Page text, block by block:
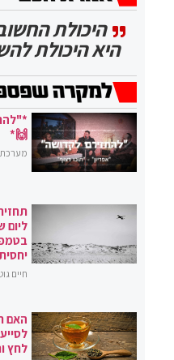
היכולת
היא היכולת
🙌*
מערכת
ליום
חיים
האם
לחץ